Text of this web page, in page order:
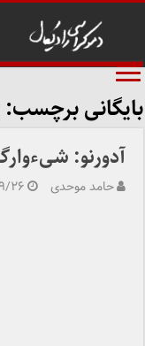
بایگانی برچسب:
آدورنو:
حامد موحدی